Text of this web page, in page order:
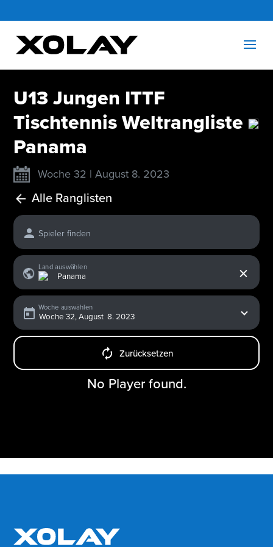
U13 Jungen ITTF
Tischtennis Weltrangliste
Panama
Woche 32 | August 8. 2023
Alle Ranglisten
Spieler finden
Land auswählen
Woche auswählen
Zurücksetzen
No Player found.